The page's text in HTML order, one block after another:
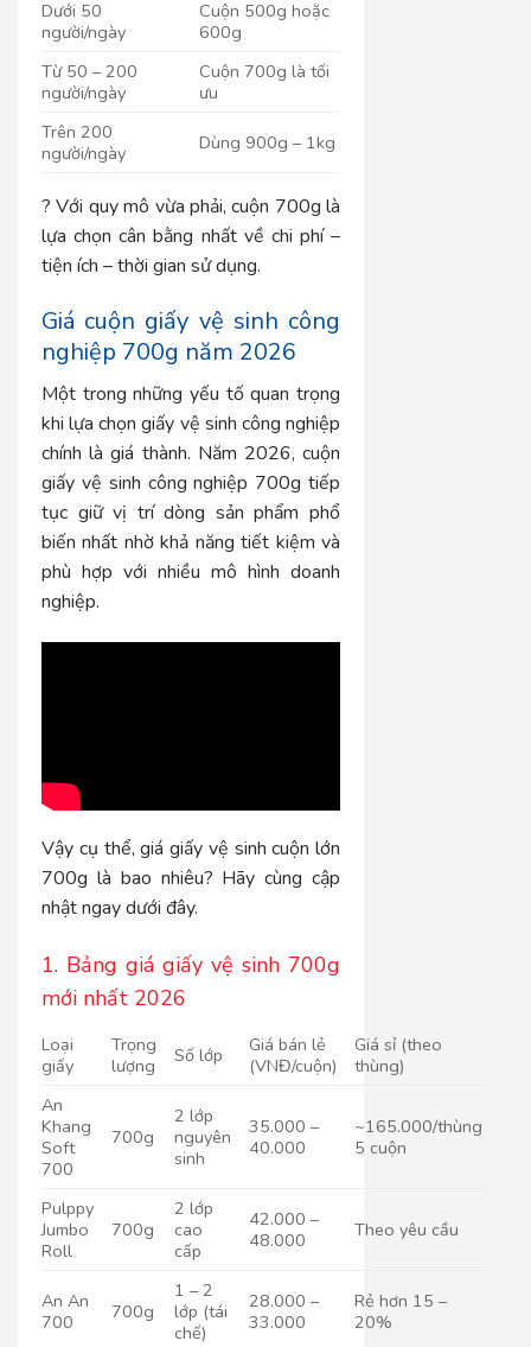
Dưới 50
người/ngày
Cuộn 500g hoặc
600g
Từ 50 – 200
người/ngày
Cuộn 700g là tối
ưu
Trên 200
người/ngày
Dùng 900g – 1kg
? Với quy mô vừa phải, cuộn 700g là
lựa chọn cân bằng nhất về chi phí –
tiện ích – thời gian sử dụng.
Giá cuộn giấy vệ sinh công
nghiệp 700g năm 2026
Một trong những yếu tố quan trọng
khi lựa chọn giấy vệ sinh công nghiệp
chính là giá thành. Năm 2026, cuộn
giấy vệ sinh công nghiệp 700g tiếp
tục giữ vị trí dòng sản phẩm phổ
biến nhất nhờ khả năng tiết kiệm và
phù hợp với nhiều mô hình doanh
nghiệp.
Vậy cụ thể, giá giấy vệ sinh cuộn lớn
700g là bao nhiêu? Hãy cùng cập
nhật ngay dưới đây.
1. Bảng giá giấy vệ sinh 700g
mới nhất 2026
Loại
giấy
Trọng
lượng
Số lớp
Giá bán lẻ
(VNĐ/cuộn)
Giá sỉ (theo
thùng)
An
Khang
Soft
700
700g
2 lớp
nguyên
sinh
35.000 –
40.000
~165.000/thùng
5 cuộn
Pulppy
Jumbo
Roll
700g
2 lớp
cao
cấp
42.000 –
48.000
Theo yêu cầu
An An
700
700g
1 – 2
lớp (tái
chế)
28.000 –
33.000
Rẻ hơn 15 –
20%